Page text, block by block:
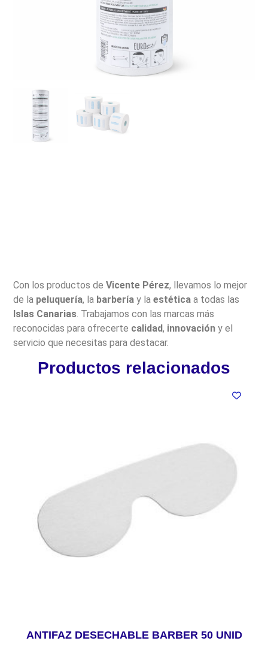
Con los productos deVicente Pérez, llevamos lo mejor
de la peluquería, la barbería y laestética a todas las
Islas Canarias. Trabajamos con las marcas más
reconocidas para ofrecerte calidad, innovación y el
servicio que necesitas para destacar.
Productos relacionados
ANTIFAZ DESECHABLE BARBER 50 UNID